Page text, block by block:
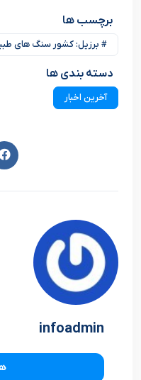
برچسب ها
# برزیل: کشور سنگ های
دسته بندی ها
آخرین اخبار
infoadmin